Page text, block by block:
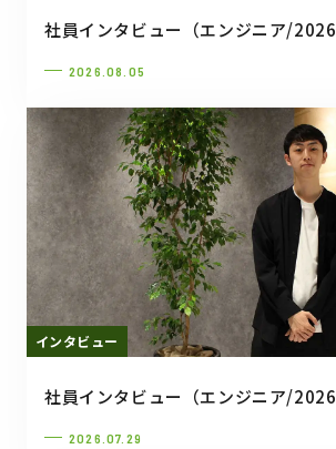
社員インタビュー（エンジニア/2026
2026.08.05
インタビュー
社員インタビュー（エンジニア/2026
2026.07.29